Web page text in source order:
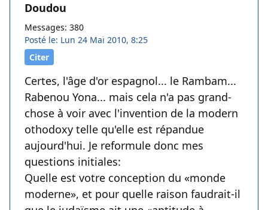
Doudou
Messages: 380
Posté le: Lun 24 Mai 2010, 8:25
Citer
Certes, l'âge d'or espagnol... le Rambam...
Rabenou Yona... mais cela n'a pas grand-
chose à voir avec l'invention de la modern
othodoxy telle qu'elle est répandue
aujourd'hui. Je reformule donc mes
questions initiales:
Quelle est votre conception du «monde
moderne», et pour quelle raison faudrait-il